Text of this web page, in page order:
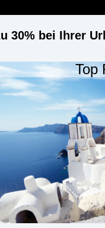
30% bei Ihrer
Top